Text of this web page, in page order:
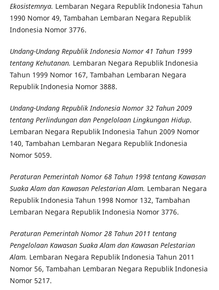
Ekosistemnya. Lembaran Negara Republik Indonesia Tahun
1990 Nomor 49, Tambahan Lembaran Negara Republik
Indonesia Nomor 3776.
Undang-Undang Republik Indonesia Nomor 41 Tahun 1999
tentang Kehutanan. Lembaran Negara Republik Indonesia
Tahun 1999 Nomor 167, Tambahan Lembaran Negara
Republik Indonesia Nomor 3888.
Undang-Undang Republik Indonesia Nomor 32 Tahun 2009
tentang Perlindungan dan Pengelolaan Lingkungan Hidup.
Lembaran Negara Republik Indonesia Tahun 2009 Nomor
140, Tambahan Lembaran Negara Republik Indonesia
Nomor 5059.
Peraturan Pemerintah Nomor 68 Tahun 1998 tentang Kawasan
Suaka Alam dan Kawasan Pelestarian Alam. Lembaran Negara
Republik Indonesia Tahun 1998 Nomor 132, Tambahan
Lembaran Negara Republik Indonesia Nomor 3776.
Peraturan Pemerintah Nomor 28 Tahun 2011 tentang
Pengelolaan Kawasan Suaka Alam dan Kawasan Pelestarian
Alam. Lembaran Negara Republik Indonesia Tahun 2011
Nomor 56, Tambahan Lembaran Negara Republik Indonesia
Nomor 5217.